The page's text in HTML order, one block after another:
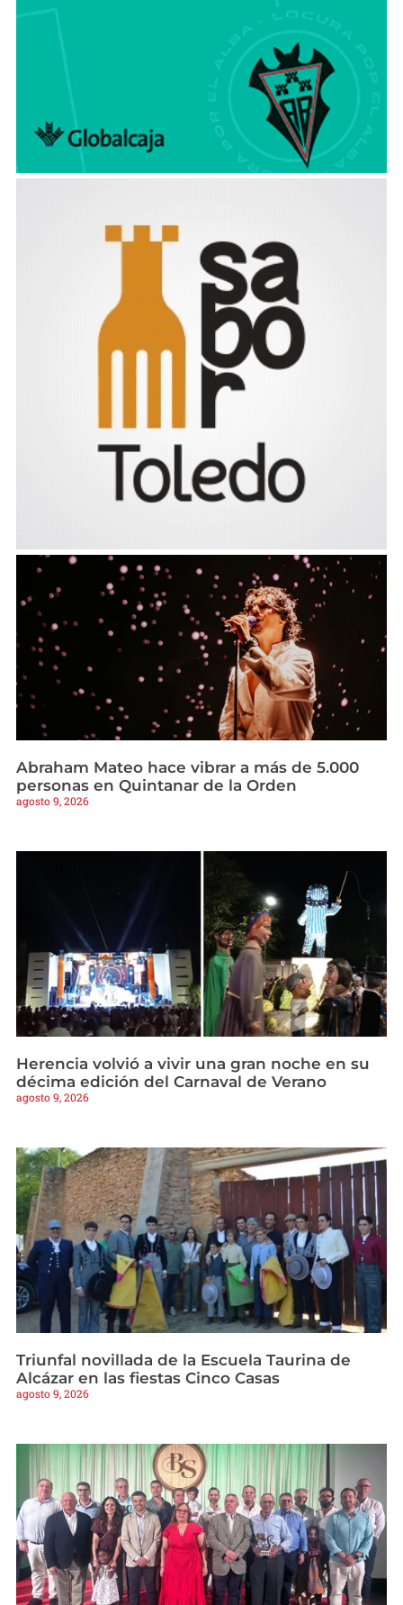
Abraham Mateo hace vibrar a más de 5.000
personas en Quintanar de la Orden
agosto 9, 2026
Herencia volvió a vivir una gran noche en su
décima edición del Carnaval de Verano
agosto 9, 2026
Triunfal novillada de la Escuela Taurina de
Alcázar en las fiestas Cinco Casas
agosto 9, 2026